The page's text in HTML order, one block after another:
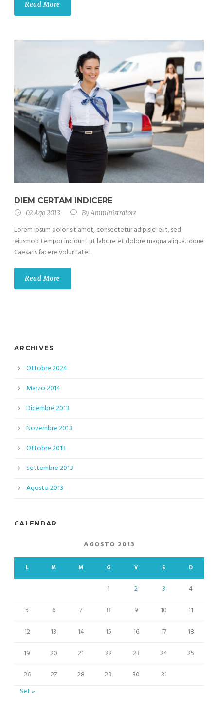
Read More
DIEM CERTAM INDICERE
02 Ago 2013 ByAmministratore
Lorem ipsum dolor sit amet, consectetur adipisici elit, sed
eiusmod tempor incidunt ut labore et dolore magna aliqua. Idque
Caesaris facere voluntate...
Read More
ARCHIVES
Ottobre 2024
Marzo 2014
Dicembre 2013
Novembre 2013
Ottobre 2013
Settembre 2013
Agosto 2013
CALENDAR
AGOSTO 2013
L M M G V S D
1 2 3
4
5
6 7 8 9 10
11
12
13 14 15 16 17
18
19
20 21 22 23 24
25
26
27 28 29 30
31
Set »